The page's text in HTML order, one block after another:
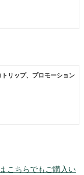
リップ、プロモーション
こちらでもご購入い